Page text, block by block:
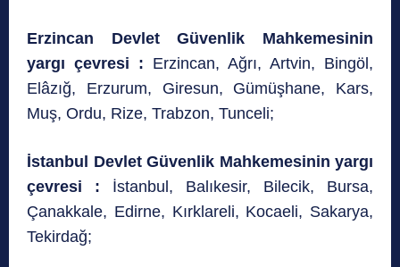
Erzincan Devlet Güvenlik Mahkemesinin
yargı çevresi : Erzincan, Ağrı, Artvin, Bingöl,
Elâzığ, Erzurum, Giresun, Gümüşhane, Kars,
Muş, Ordu, Rize, Trabzon, Tunceli;
İstanbul Devlet Güvenlik Mahkemesinin yargı
çevresi : İstanbul, Balıkesir, Bilecik, Bursa,
Çanakkale, Edirne, Kırklareli, Kocaeli, Sakarya,
Tekirdağ;